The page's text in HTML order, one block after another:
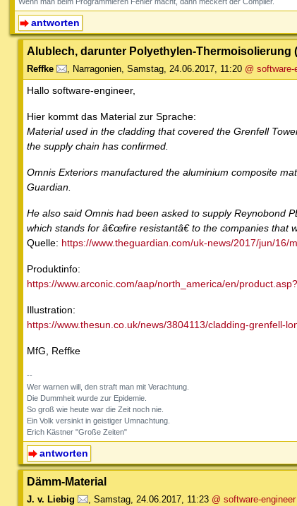
Wenn man beim Programmieren Fehler macht, dann meckert der Compiler.
antworten
Alublech, darunter Polyethylen-Thermoisolierung
Reffke , Narragonien, Samstag, 24.06.2017, 11:20 @ software-
Hallo software-engineer,
Hier kommt das Material zur Sprache:
Material used in the cladding that covered the Grenfell
the supply chain has confirmed.
Omnis Exteriors manufactured the aluminium composite
Guardian.
He also said Omnis had been asked to supply Reynobond
which stands for â€œfire resistantâ€ to the companies that
Quelle: https://www.theguardian.com/uk-news/2017/jun/16/
Produktinfo:
https://www.arconic.com/aap/north_america/en/
Illustration:
https://www.thesun.co.uk/news/3804113/cladding-grenfell-
MfG, Reffke
--
Wer warnen will, den straft man mit Verachtung.
Die Dummheit wurde zur Epidemie.
So groß wie heute war die Zeit noch nie.
Ein Volk versinkt in geistiger Umnachtung.
Erich Kästner "Große Zeiten"
antworten
Dämm-Material
J. v. Liebig , Samstag, 24.06.2017, 11:23 @ software-engineer